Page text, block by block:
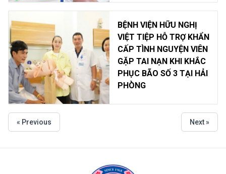
BỆNH VIỆN HỮU NGHỊ
VIỆT TIỆP HỖ TRỢ KHẨN
CẤP TÌNH NGUYỆN VIÊN
GẶP TAI NẠN KHI KHẮC
PHỤC BÃO SỐ 3 TẠI HẢI
PHÒNG
« Previous Next »